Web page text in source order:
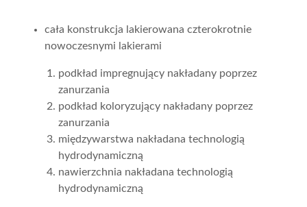
cała konstrukcja lakierowana czterokrotnie
nowoczesnymi lakierami
podkład impregnujący nakładany poprzez
zanurzania
podkład koloryzujący nakładany poprzez
zanurzania
międzywarstwa nakładana technologią
hydrodynamiczną
nawierzchnia nakładana technologią
hydrodynamiczną